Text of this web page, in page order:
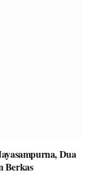
Dua
Berkas